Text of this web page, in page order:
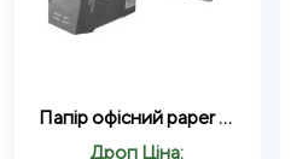
Папір офісний paper A4 80 г/м білий 500 аркушів
Дроп Ціна: